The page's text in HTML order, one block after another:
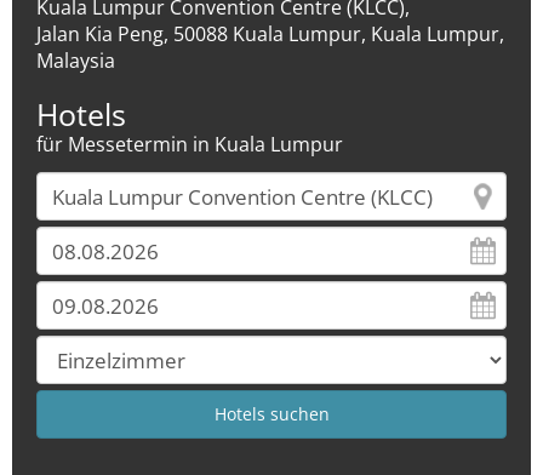
Kuala Lumpur Convention Centre (KLCC),
Jalan Kia Peng, 50088 Kuala Lumpur, Kuala Lumpur,
Malaysia
Hotels
für Messetermin in Kuala Lumpur